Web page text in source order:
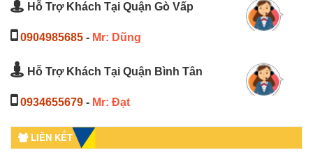
Hỗ Trợ Khách Tại Quận Gò Vấp
0904985685 - Mr: Dũng
Hỗ Trợ Khách Tại Quận Bình Tân
0934655679 - Mr: Đạt
LIÊN KẾT